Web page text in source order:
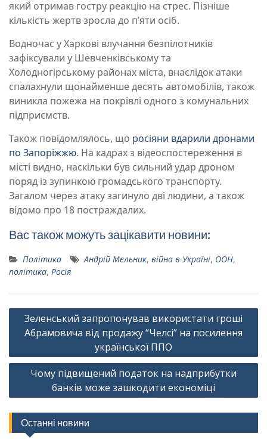
який отримав гостру реакцію на стрес. Пізніше
кількість жертв зросла до п’яти осіб.
Водночас у Харкові влучання безпілотників
зафіксували у Шевченківському та
Холодногірському районах міста, внаслідок атаки
спалахнули щонайменше десять автомобілів, також
виникла пожежа на покрівлі одного з комунальних
підприємств.
Також повідомлялось, що росіяни вдарили дронами
по Запоріжжю. На кадрах з відеоспостереження в
місті видно, наскільки був сильний удар дроном
поряд із зупинкою громадського транспорту.
Загалом через атаку загинуло дві людини, а також
відомо про 18 постраждалих.
Вас також можуть зацікавити новини:
Політика Андрій Мельник, війна в Україні, ООН,
політика, Росія
Навігація
записів
Зеленський запропонував використати гроші
Абрамовича від продажу “Челсі” на посилення
української ППО
Чому підвищений податок на надприбутки
банків може зашкодити економіці
Останні новини